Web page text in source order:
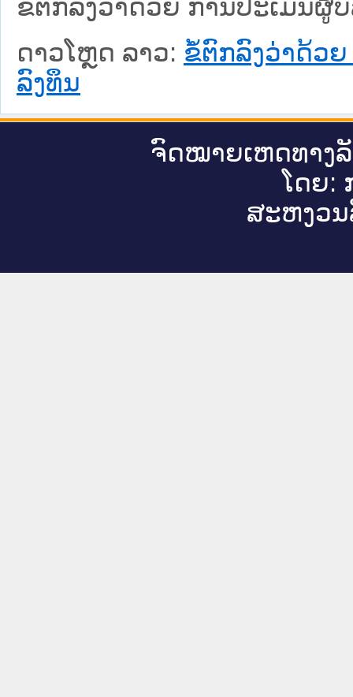
ຂໍ້ຕົກລົງວ່າດ້ວຍ ການປະເມີນ
ດາວໂຫຼດ ລາວ: ຂໍ້ຕົກລົງວ່າດ້ວ
ລົງທຶນ
ຈົດ​ໝາຍ​ເຫດ​ທາງ​
ໂດຍ:
ສະ​ຫງວນ​